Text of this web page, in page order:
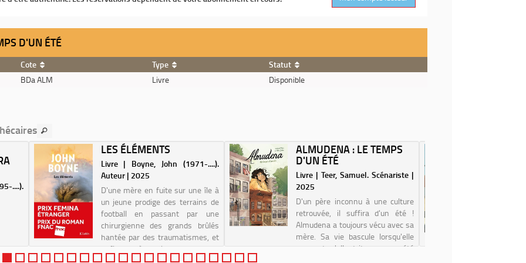
D'UN ÉTÉ
Cote Type
Statut
BDa ALM Livre Disponible
....).
LES ÉLÉMENTS
Livre | Boyne, John (1971-....).
Auteur | 2025
D'une mère en fuite sur une île à
un jeune prodige des terrains de
football en passant par une
chirurgienne des grands brûlés
hantée par des traumatismes, et
enfin, un père qui monte dans un
avion pour un voyage initiatique
ALMUDENA : LE TEMPS
D'UN ÉTÉ
Livre | Teer, Samuel. Scénariste |
2025
D'un père inconnu à une culture
retrouvée, il suffira d'un été !
Almudena a toujours vécu avec sa
mère. Sa vie bascule lorsqu'elle
apprend qu'elle doit passer un été